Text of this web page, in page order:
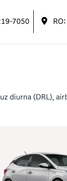
7050
diurna (DRL),